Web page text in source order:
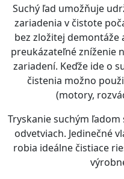
Suchý ľad umožňuje
zariadenia v čistote
bez zložitej demontáže
preukázateľné zníženie
zariadení. Keďže ide o
čistenia možno
(motory,
Tryskanie suchým
odvetviach. Jedinečné
robia ideálne čistiace